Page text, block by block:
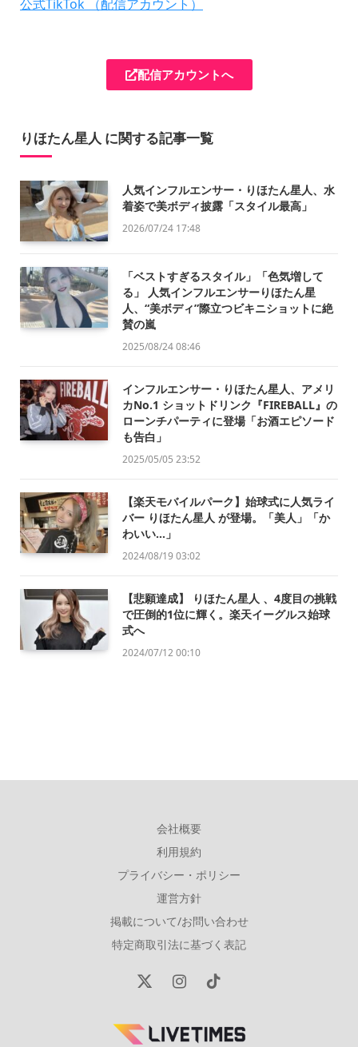
公式TikTok （配信アカウント）
配信アカウントへ
りほたん星人 に関する記事一覧
人気インフルエンサー・りほたん星人、水
着姿で美ボディ披露「スタイル最高」
2026/07/24 17:48
「ベストすぎるスタイル」「色気増して
る」 人気インフルエンサーりほたん星
人、“美ボディ”際立つビキニショットに絶
賛の嵐
2025/08/24 08:46
インフルエンサー・りほたん星人、アメリ
カNo.1 ショットドリンク『FIREBALL』の
ローンチパーティに登場「お酒エピソード
も告白」
2025/05/05 23:52
【楽天モバイルパーク】始球式に人気ライ
バー りほたん星人 が登場。「美人」「か
わいい…」
2024/08/19 03:02
【悲願達成】 りほたん星人 、4度目の挑戦
で圧倒的1位に輝く。楽天イーグルス始球
式へ
2024/07/12 00:10
会社概要
利用規約
プライバシー・ポリシー
運営方針
掲載について/お問い合わせ
特定商取引法に基づく表記
X
InstagramTikTok